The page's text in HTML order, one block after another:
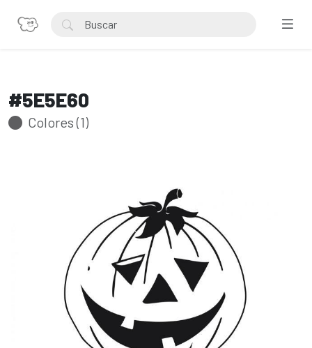
#5E5E60
Colores (1)